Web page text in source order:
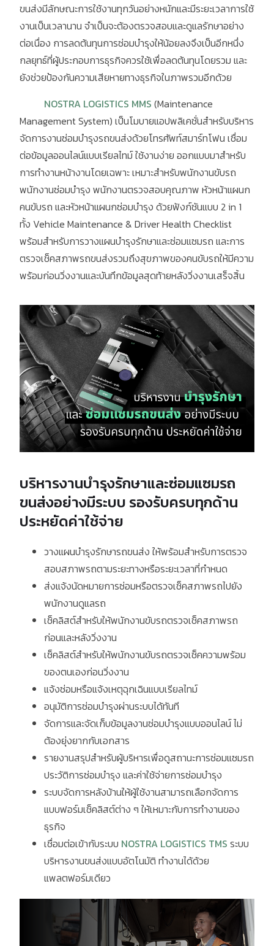
ขนส่งมีลักษณะการใช้งานทุกวันอย่างหนักและมีระยะเวลาการใช้
งานเป็นเวลานาน จำเป็นจะต้องตรวจสอบและดูแลรักษาอย่าง
ต่อเนื่อง การลดต้นทุนการซ่อมบำรุงให้น้อยลงจึงเป็นอีกหนึ่ง
กลยุทธ์ที่ผู้ประกอบการธุรกิจควรใช้เพื่อลดต้นทุนโดยรวม และ
ยังช่วยป้องกันความเสียหายทางธุรกิจในภาพรวมอีกด้วย
NOSTRA LOGISTICS MMS (Maintenance
Management System) เป็นโมบายแอปพลิเคชั่นสำหรับบริหาร
จัดการงานซ่อมบำรุงรถขนส่งด้วยโทรศัพท์สมาร์ทโฟน เชื่อม
ต่อข้อมูลออนไลน์แบบเรียลไทม์ ใช้งานง่าย ออกแบบมาสำหรับ
การทำงานหน้างานโดยเฉพาะ เหมาะสำหรับพนักงานขับรถ
พนักงานซ่อมบำรุง พนักงานตรวจสอบคุณภาพ หัวหน้าแผนก
คนขับรถ และหัวหน้าแผนกซ่อมบำรุง ด้วยฟังก์ชันแบบ 2 in 1
ทั้ง Vehicle Maintenance & Driver Health Checklist
พร้อมสำหรับการวางแผนบำรุงรักษาและซ่อมแซมรถ และการ
ตรวจเช็คสภาพรถขนส่งรวมถึงสุขภาพของคนขับรถให้มีความ
พร้อมก่อนวิ่งงานและบันทึกข้อมูลสุดท้ายหลังวิ่งงานเสร็จสิ้น
บริหารงานบำรุงรักษาและซ่อมแซมรถ
ขนส่งอย่างมีระบบ รองรับครบทุกด้าน
ประหยัดค่าใช้จ่าย
วางแผนบำรุงรักษารถขนส่ง ให้พร้อมสำหรับการตรวจ
สอบสภาพรถตามระยะทางหรือระยะเวลาที่กำหนด
ส่งแจ้งนัดหมายการซ่อมหรือตรวจเช็คสภาพรถไปยัง
พนักงานดูแลรถ
เช็คลิสต์สำหรับให้พนักงานขับรถตรวจเช็คสภาพรถ
ก่อนและหลังวิ่งงาน
เช็คลิสต์สำหรับให้พนักงานขับรถตรวจเช็คความพร้อม
ของตนเองก่อนวิ่งงาน
แจ้งซ่อมหรือแจ้งเหตุฉุกเฉินแบบเรียลไทม์
อนุมัติการซ่อมบำรุงผ่านระบบได้ทันที
จัดการและจัดเก็บข้อมูลงานซ่อมบำรุงแบบออนไลน์ ไม่
ต้องยุ่งยากกับเอกสาร
รายงานสรุปสำหรับผู้บริหารเพื่อดูสถานะการซ่อมแซมรถ
ประวัติการซ่อมบำรุง และค่าใช้จ่ายการซ่อมบำรุง
ระบบจัดการหลังบ้านให้ผู้ใช้งานสามารถเลือกจัดการ
แบบฟอร์มเช็คลิสต์ต่าง ๆ ให้เหมาะกับการทำงานของ
ธุรกิจ
เชื่อมต่อเข้ากับระบบ NOSTRA LOGISTICS TMS ระบบ
บริหารงานขนส่งแบบอัตโนมัติ ทำงานได้ด้วย
แพลตฟอร์มเดียว